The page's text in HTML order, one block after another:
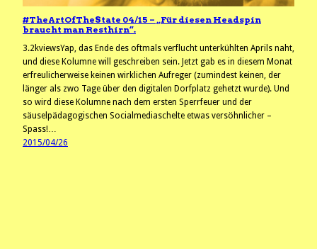
#TheArtOfTheState 04/15 – „Für diesen Headspin
braucht man Resthirn“.
3.2kviewsYap, das Ende des oftmals verflucht unterkühlten Aprils naht,
und diese Kolumne will geschreiben sein. Jetzt gab es in diesem Monat
erfreulicherweise keinen wirklichen Aufreger (zumindest keinen, der
länger als zwo Tage über den digitalen Dorfplatz gehetzt wurde). Und
so wird diese Kolumne nach dem ersten Sperrfeuer und der
säuselpädagogischen Socialmediaschelte etwas versöhnlicher –
Spass!…
2015/04/26